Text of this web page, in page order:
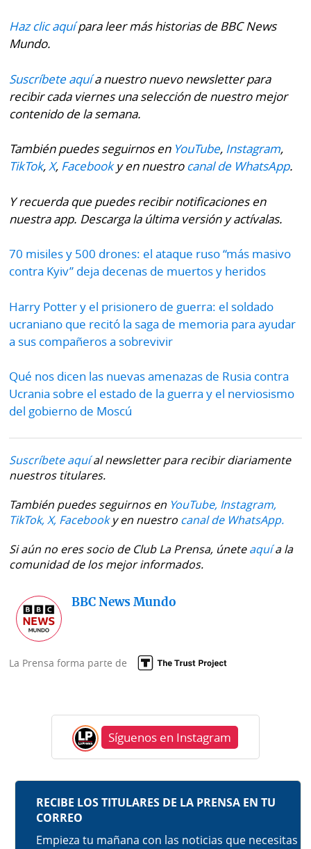
Haz clic aquípara leer más historias de BBC News
Mundo.
Suscríbete aquía nuestro nuevo newsletter para
recibir cada viernes una selección de nuestro mejor
contenido de la semana.
También puedes seguirnos en YouTube, Instagram,
TikTok,X, Facebooky en nuestrocanal de WhatsApp.
Y recuerda que puedes recibir notificaciones en
nuestra app. Descarga la última versión y actívalas.
70 misiles y 500 drones: el ataque ruso “más masivo
contra Kyiv” deja decenas de muertos y heridos
Harry Potter y el prisionero de guerra: el soldado
ucraniano que recitó la saga de memoria para ayudar
a sus compañeros a sobrevivir
Qué nos dicen las nuevas amenazas de Rusia contra
Ucrania sobre el estado de la guerra y el nerviosismo
del gobierno de Moscú
Suscríbete aquíal newsletter para recibir diariamente
nuestros titulares.
También puedes seguirnos en YouTube, Instagram,
TikTok, X, Facebooky en nuestro canal de WhatsApp.
Si aún no eres socio de Club La Prensa, úneteaquía la
comunidad de los mejor informados.
BBC News Mundo
La Prensa forma parte de
Síguenos en Instagram